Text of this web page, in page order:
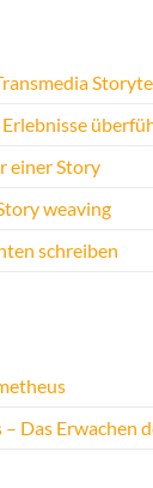
einer Story
weaving
schreiben
– Das Erwachen